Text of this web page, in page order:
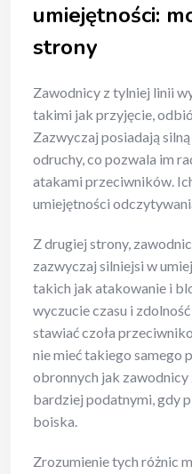
umiejętności:
strony
Zawodnicy z tylniej linii
takimi jak przyjęcie,
Zazwyczaj posiadają
odruchy, co pozwala im
atakami przeciwników.
umiejętności
Z drugiej strony,
zazwyczaj silniejsi w
takich jak atakowanie i
wyczucie czasu i
stawiać czoła
nie mieć takiego samego
obronnych jak zawodnicy
bardziej podatnymi, gdy
boiska.
Zrozumienie tych różnic